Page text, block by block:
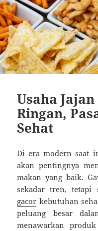
Usaha
Ringan,
Sehat
Di era modern saat
akan pentingnya
makan yang baik.
sekadar tren, tetapi
gacor kebutuhan
peluang besar
menawarkan